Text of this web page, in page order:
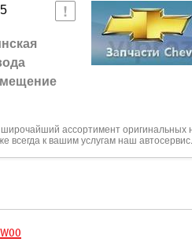
ассортимент оригинальных
всегда к вашим услугам наш автосервис.